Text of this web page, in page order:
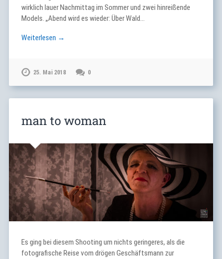
wirklich lauer Nachmittag im Sommer und zwei hinreißende
Models. „Abend wird es wieder: Über Wald…
Weiterlesen →
25. Mai 2018 0
man to woman
Es ging bei diesem Shooting um nichts geringeres, als die
fotografische Reise vom drögen Geschäftsmann zur